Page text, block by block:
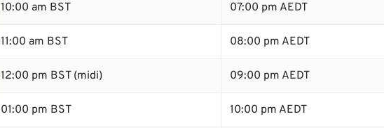
10:00 am BST 07:00 pm AEDT
11:00 am BST 08:00 pm AEDT
12:00 pm BST (midi) 09:00 pm AEDT
01:00 pm BST 10:00 pm AEDT